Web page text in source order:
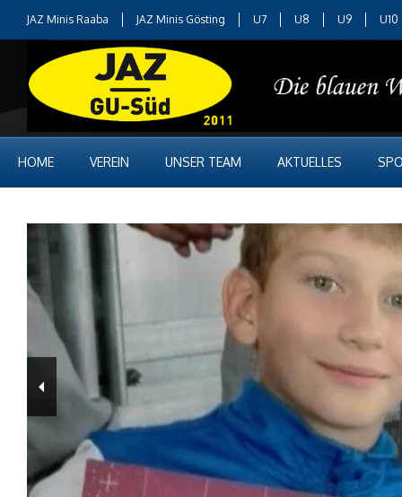
JAZ Minis Raaba JAZ Minis Gösting U7 U8 U9 U10
HOME VEREIN UNSER TEAM AKTUELLES